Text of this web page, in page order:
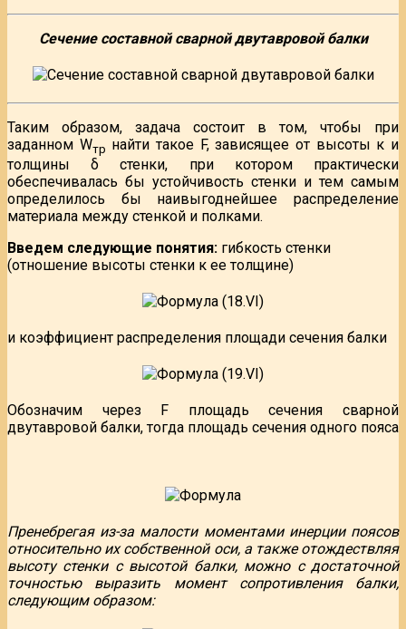
Сечение составной сварной двутавровой балки
Таким образом, задача состоит в том, чтобы при
заданном Wтp найти такое F, зависящее от высоты к и
толщины δ стенки, при котором практически
обеспечивалась бы устойчивость стенки и тем самым
определилось бы наивыгоднейшее распределение
материала между стенкой и полками.
Введем следующие понятия: гибкость стенки
(отношение высоты стенки к ее толщине)
и коэффициент распределения площади сечения балки
Обозначим через F площадь сечения сварной
двутавровой балки, тогда площадь сечения одного пояса
Пренебрегая из-за малости моментами инерции поясов
относительно их собственной оси, а также отождествляя
высоту стенки с высотой балки, можно с достаточной
точностью выразить момент сопротивления балки,
следующим образом: